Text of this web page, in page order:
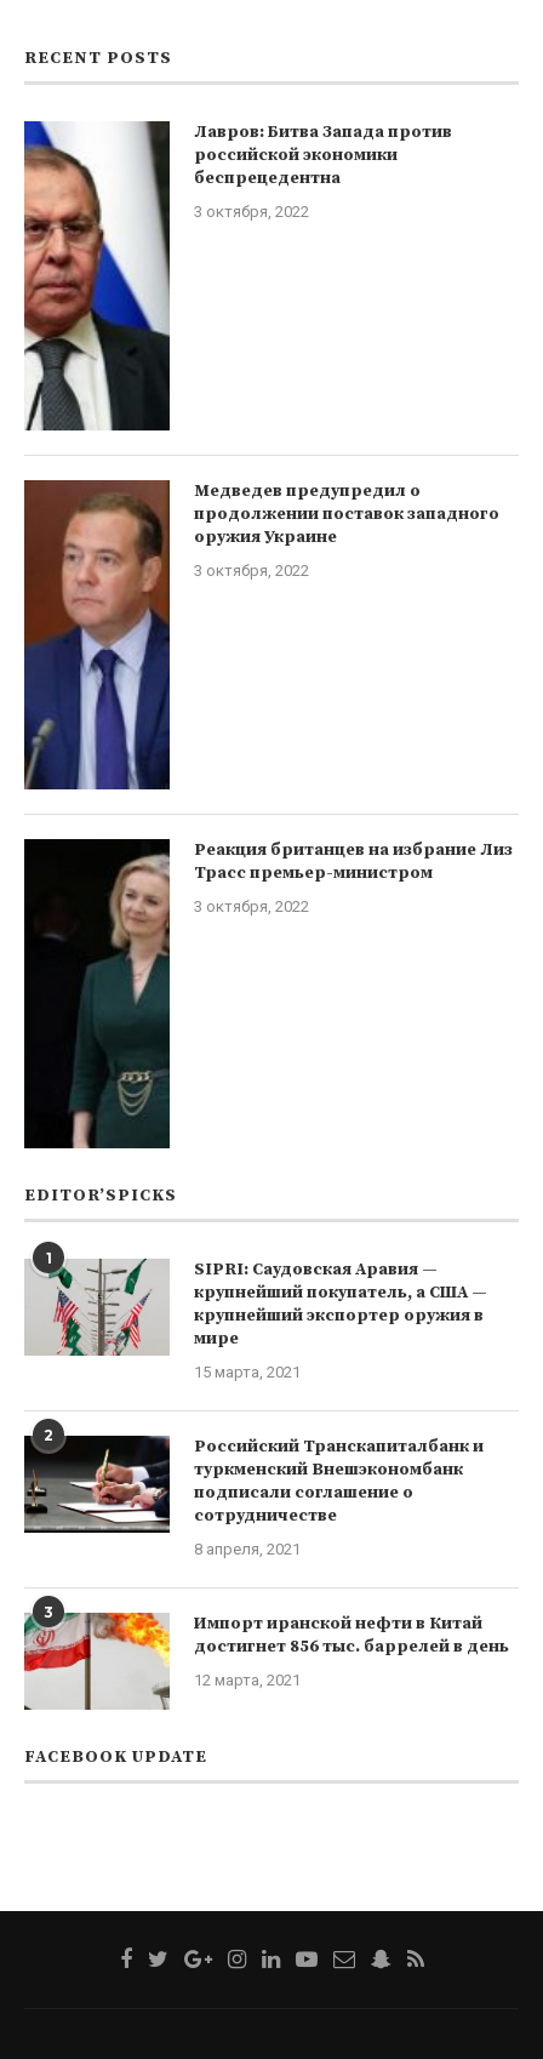
RECENT POSTS
Лавров: Битва Запада против
российской экономики
беспрецедентна
3 октября, 2022
Медведев предупредил о
продолжении поставок западного
оружия Украине
3 октября, 2022
Реакция британцев на избрание Лиз
Трасс премьер-министром
3 октября, 2022
EDITOR’SPICKS
1
SIPRI: Саудовская Аравия —
крупнейший покупатель, а США —
крупнейший экспортер оружия в
мире
15 марта, 2021
2
Российский Транскапиталбанк и
туркменский Внешэкономбанк
подписали соглашение о
сотрудничестве
8 апреля, 2021
3
Импорт иранской нефти в Китай
достигнет 856 тыс. баррелей в день
12 марта, 2021
FACEBOOK UPDATE